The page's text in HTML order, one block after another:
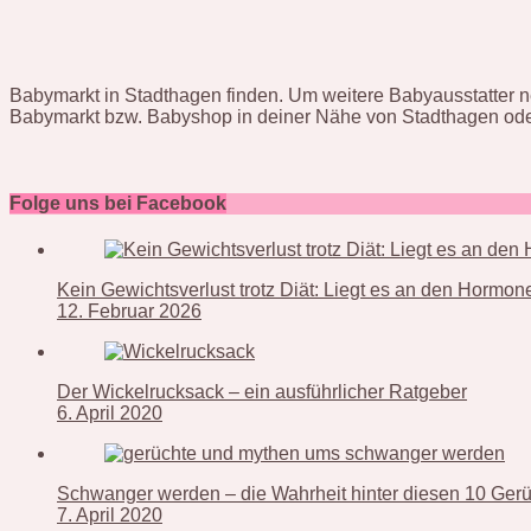
Babymarkt in Stadthagen finden. Um weitere
Babymarkt bzw. Babyshop in deiner Nähe von Stadthagen
Folge uns bei Facebook
Kein Gewichtsverlust trotz Diät: Liegt es an den
12. Februar 2026
Der Wickelrucksack – ein ausführlicher Ratgeber
6. April 2020
Schwanger werden – die Wahrheit hinter diesen 10
7. April 2020